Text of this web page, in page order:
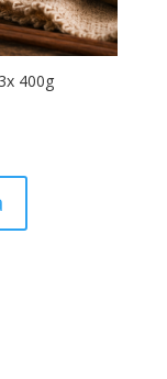
400g